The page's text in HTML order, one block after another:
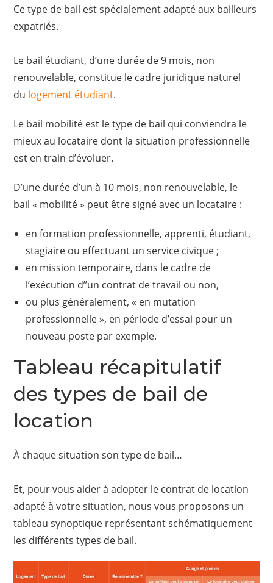
Ce type de bail est spécialement adapté aux bailleurs
expatriés.
Le bail étudiant, d’une durée de 9 mois, non
renouvelable, constitue le cadre juridique naturel
du logement étudiant.
Le bail mobilité est le type de bail qui conviendra le
mieux au locataire dont la situation professionnelle
est en train d’évoluer.
D’une durée d’un à 10 mois, non renouvelable, le
bail « mobilité » peut être signé avec un locataire :
en formation professionnelle, apprenti, étudiant,
stagiaire ou effectuant un service civique ;
en mission temporaire, dans le cadre de
l’exécution d’’un contrat de travail ou non,
ou plus généralement, « en mutation
professionnelle », en période d’essai pour un
nouveau poste par exemple.
Tableau récapitulatif
des types de bail de
location
À chaque situation son type de bail…
Et, pour vous aider à adopter le contrat de location
adapté à votre situation, nous vous proposons un
tableau synoptique représentant schématiquement
les différents types de bail.